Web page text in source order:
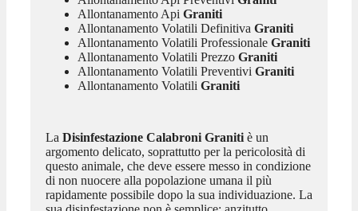
Allontanamento Api Graniti
Allontanamento Volatili Definitiva Graniti
Allontanamento Volatili ProfessionaleGraniti
Allontanamento Volatili PrezzoGraniti
Allontanamento Volatili Preventivi Graniti
Allontanamento Volatili Graniti
La Disinfestazione Calabroni Granitiè un
argomento delicato, soprattutto per la pericolosità di
questo animale, che deve essere messo in condizione
di non nuocere alla popolazione umana il più
rapidamente possibile dopo la sua individuazione. La